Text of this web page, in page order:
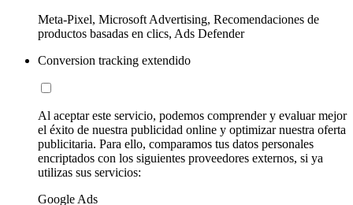
Meta-Pixel, Microsoft Advertising, Recomendaciones de
productos basadas en clics, Ads Defender
Conversion tracking extendido
Al aceptar este servicio, podemos comprender y evaluar mejor
el éxito de nuestra publicidad online y optimizar nuestra oferta
publicitaria. Para ello, comparamos tus datos personales
encriptados con los siguientes proveedores externos, si ya
utilizas sus servicios:
Google Ads